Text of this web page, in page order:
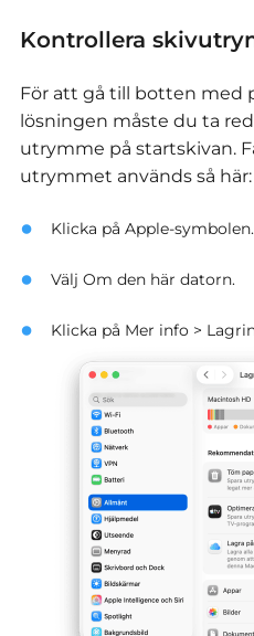
Kontrollera
För att gå till botten med
lösningen måste du ta
utrymme på startskivan.
utrymmet används så här:
Klicka på Apple-symbolen.
Välj Om den här datorn.
Klicka på Mer info >